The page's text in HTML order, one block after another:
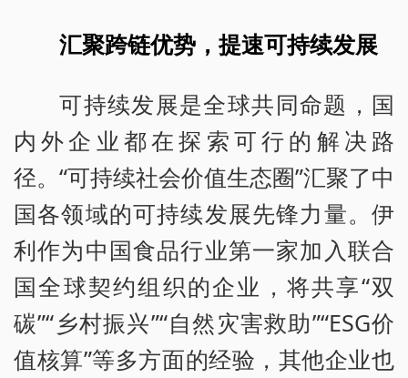
汇聚跨链优势，提速可持续发展
可持续发展是全球共同命题，国
内外企业都在探索可行的解决路
径。“可持续社会价值生态圈”汇聚了中
国各领域的可持续发展先锋力量。伊
利作为中国食品行业第一家加入联合
国全球契约组织的企业，将共享“双
碳”“乡村振兴”“自然灾害救助”“ESG价
值核算”等多方面的经验，其他企业也